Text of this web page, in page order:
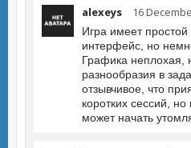
alexeys 16
Игра имеет
интерфейс, но
Графика неплохая,
разнообразия в
отзывчивое, что
коротких сессий,
может начать